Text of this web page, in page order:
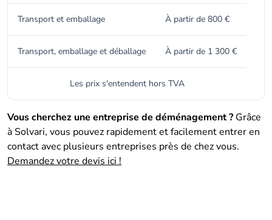
Transport et emballage À partir de 800 €
Transport, emballage et déballage À partir de 1 300 €
Les prix s'entendent hors TVA
Vous cherchez une entreprise de déménagement ? Grâce
à Solvari, vous pouvez rapidement et facilement entrer en
contact avec plusieurs entreprises près de chez vous.
Demandez votre devis ici !